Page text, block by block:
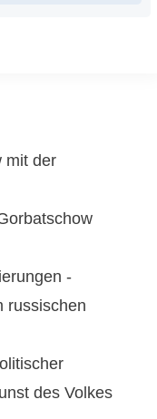
mit der
-
russischen
des Volkes